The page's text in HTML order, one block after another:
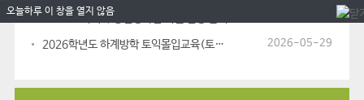
2026-2학기 수강신청학점 이월 신청 안내
2026학년도 하계방학 토익몰입교육(토익팍팍) 수강생 모집 2026-05-29
오늘하루 이 창을 열지 않음